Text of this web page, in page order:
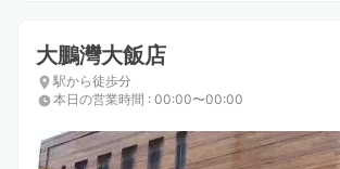
大鵬灣大飯店
駅から徒歩分
本日の営業時間 : 00:00〜00:00